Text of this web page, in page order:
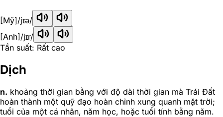
[Mỹ]/jɪə/
[Anh] /jɪr/
Tần suất: Rất cao
Dịch
n. khoảng thời gian bằng với độ dài thời gian mà Trái Đất
hoàn thành một quỹ đạo hoàn chỉnh xung quanh mặt trời;
tuổi của một cá nhân, năm học, hoặc tuổi tính bằng năm.